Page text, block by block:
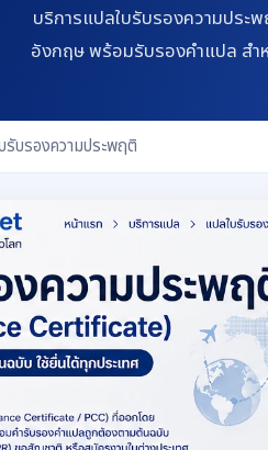
บริการแปลใบรับรองความประ
อังกฤษ พร้อมรับรองคำแปล สำ
รับรองความประพฤติ